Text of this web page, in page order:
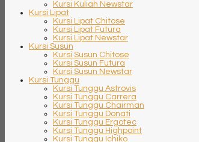
Kursi Kuliah Newstar
Kursi Lipat
Kursi Lipat Chitose
Kursi Lipat Futura
Kursi Lipat Newstar
Kursi Susun
Kursi Susun Chitose
Kursi Susun Futura
Kursi Susun Newstar
Kursi Tunggu
Kursi Tunggu Astrovis
Kursi Tunggu Carrera
Kursi Tunggu Chairman
Kursi Tunggu Donati
Kursi Tunggu Ergotec
Kursi Tunggu Highpoint
Kursi Tunggu Ichiko